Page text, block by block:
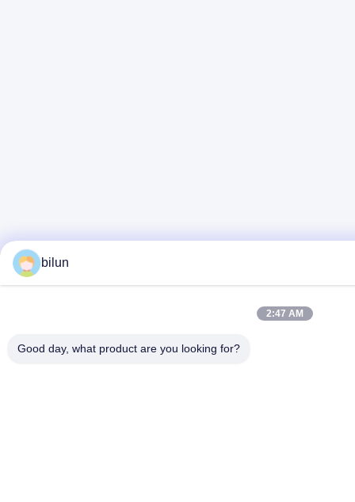
bilun
2:47 AM
Good day, what product are you looking for?